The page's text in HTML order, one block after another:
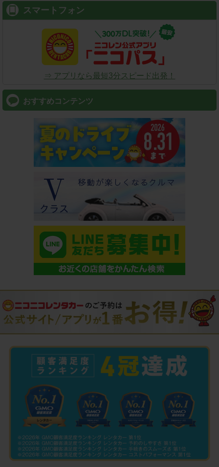
スマートフォン
⇒ アプリなら最短3分スピード出発！
おすすめコンテンツ